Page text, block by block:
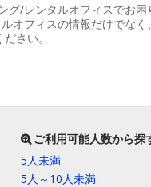
グ/レンタルオフィスでお
オフィスの情報だけでな
さい。
ご利用可能人数から探
5人未満
5人～10人未満